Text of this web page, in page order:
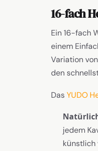
16-fach
Ein 16-fach
einem
Variation
den
DasYUDO
jedem
künstlich